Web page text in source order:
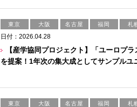
東京 大阪 名古屋 福岡 札
日付：2026.04.28
【産学協同プロジェクト】「ユーロプ
を提案！1年次の集大成としてサンプルユ
東京 大阪 名古屋 福岡 札